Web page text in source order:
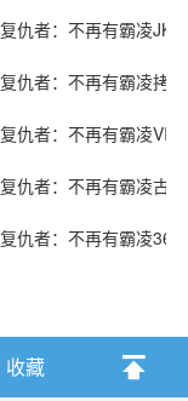
漫画免费版在线阅读
复仇者：不再有霸凌JK
漫画
复仇者：不再有霸凌拷
漫画
复仇者：不再有霸凌VIP
漫画
复仇者：不再有霸凌古
漫画
复仇者：不再有霸凌36
收藏